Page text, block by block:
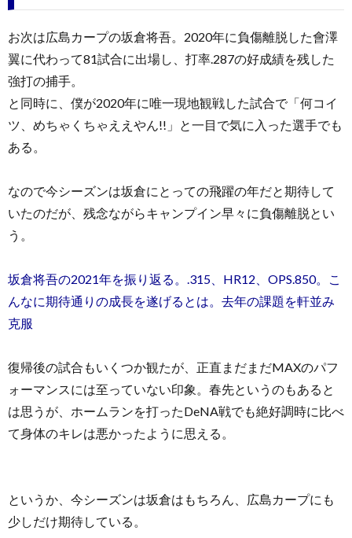
お次は広島カープの坂倉将吾。2020年に負傷離脱した會澤
翼に代わって81試合に出場し、打率.287の好成績を残した
強打の捕手。
と同時に、僕が2020年に唯一現地観戦した試合で「何コイ
ツ、めちゃくちゃええやん!!」と一目で気に入った選手でも
ある。
なので今シーズンは坂倉にとっての飛躍の年だと期待して
いたのだが、残念ながらキャンプイン早々に負傷離脱とい
う。
坂倉将吾の2021年を振り返る。.315、HR12、OPS.850。こ
んなに期待通りの成長を遂げるとは。去年の課題を軒並み
克服
復帰後の試合もいくつか観たが、正直まだまだMAXのパフ
ォーマンスには至っていない印象。春先というのもあると
は思うが、ホームランを打ったDeNA戦でも絶好調時に比べ
て身体のキレは悪かったように思える。
というか、今シーズンは坂倉はもちろん、広島カープにも
少しだけ期待している。